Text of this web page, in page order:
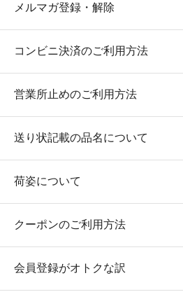
メルマガ登録・解除
コンビニ決済のご利用方法
営業所止めのご利用方法
送り状記載の品名について
荷姿について
クーポンのご利用方法
会員登録がオトクな訳